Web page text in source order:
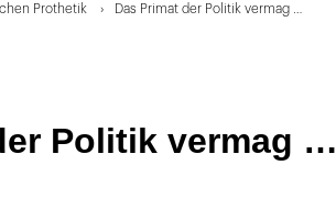
Prothetik Das Primat der Politik vermag …
Politik vermag …